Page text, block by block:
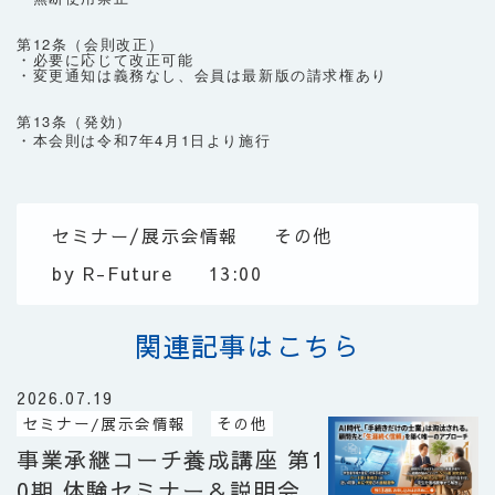
第12条（会則改正）
・必要に応じて改正可能
・変更通知は義務なし、会員は最新版の請求権あり
第13条（発効）
・本会則は令和7年4 月 1 日より施行
セミナー/展示会情報
その他
by R-Future 13:00
関連記事はこちら
2026.07.19
セミナー/展示会情報 その他
事業承継コーチ養成講座 第1